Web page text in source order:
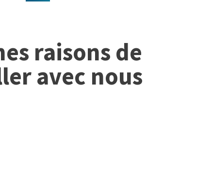
raisons de
avec nous